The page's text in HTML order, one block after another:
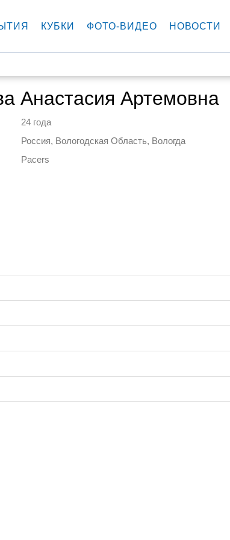
КУБКИ ФОТО-ВИДЕО НОВОСТИ
Анастасия Артемовна
24 года
Россия, Вологодская Область, Вологда
Pacers